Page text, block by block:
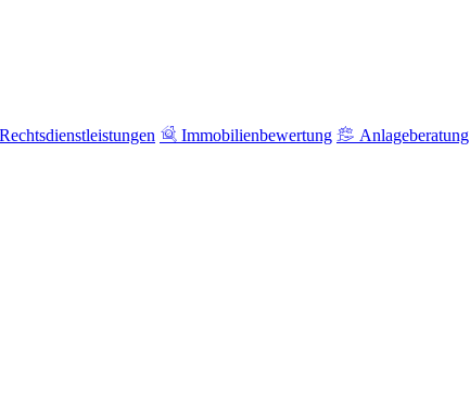
Rechtsdienstleistungen Immobilienbewertung Anlageberatung